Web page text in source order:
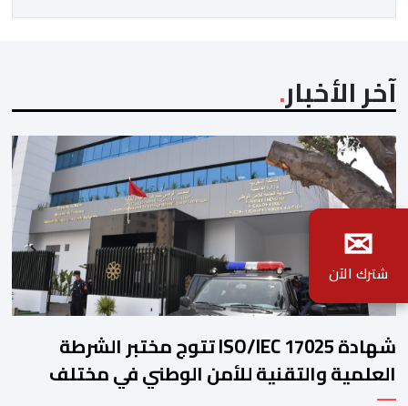
أو وصول محتمل عبر شبكات التواصل […]
آخر الأخبار
شهادة ISO/IEC 17025 تتوج مختبر الشرطة
العلمية والتقنية للأمن الوطني في مختلف
✉
شترك الآن